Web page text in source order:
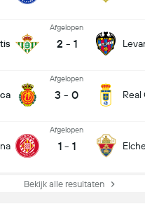
Afgelopen
2 - 1
Afgelopen
3 - 0 Real
Afgelopen
1 - 1
Bekijk alle resultaten